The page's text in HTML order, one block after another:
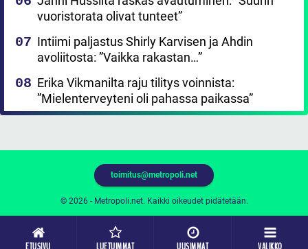
vuoristorata olivat tunteet”
Intiimi paljastus Shirly Karvisen ja Ahdin
avoliitosta: ”Vaikka rakastan…”
Erika Vikmanilta raju tilitys voinnista:
”Mielenterveyteni oli pahassa paikassa”
© 2026 - Metropoli.net. Kaikki oikeudet pidätetään.
toimitus@metropoli.net